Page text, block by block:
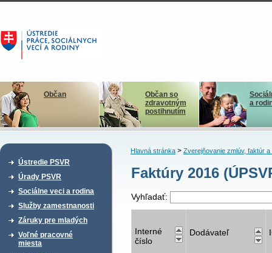
Občan
Občan so
zdravotným
postihnutím
a
Ústredie PSVR
Úrady PSVR
Sociálne veci a rodina
Služby zamestnanosti
Záruky pre mladých
Voľné pracovné
miesta
Hlavná stránka> Zverejňovanie zmlúv, faktúr a
Faktúry 2016
Vyhľadať:
Interné
číslo
Dodávateľ